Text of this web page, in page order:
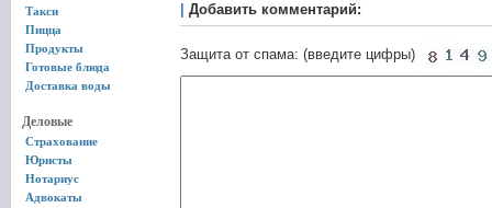
Такси
Пицца
Продукты
Готовые блюда
Доставка воды
Деловые
Страхование
Юристы
Нотариус
Адвокаты
Добавить комментарий:
Защита от спама: (введите цифры)